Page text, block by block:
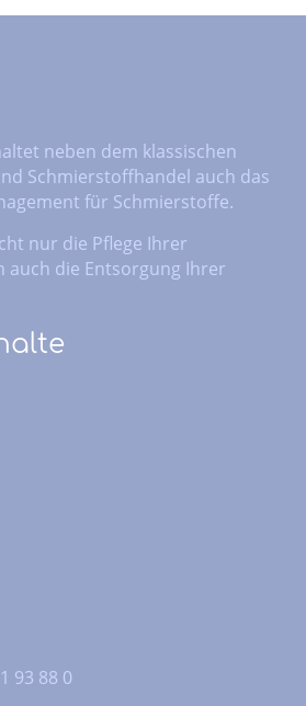
neben dem klassischen
Schmierstoffhandel auch das
für Schmierstoffe.
nur die Pflege Ihrer
auch die Entsorgung Ihrer
93 88 0